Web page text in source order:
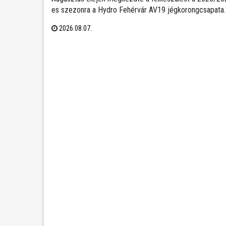
es szezonra a Hydro Fehérvár AV19
legjobb teljesítményt nyújtó játékos csatlakozhat a
2026.08.07.